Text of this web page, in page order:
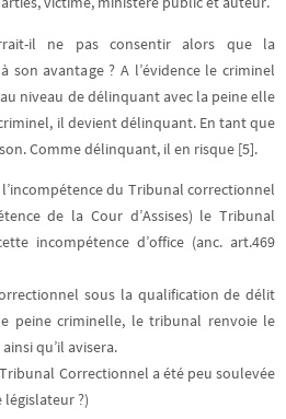
il ne pas consentir alors que la
avantage ? A l’évidence le criminel
niveau de délinquant avec la peine elle
il devient délinquant. En tant que
Comme délinquant, il en risque [5].
du Tribunal correctionnel
de la Cour d’Assises) le Tribunal
incompétence d’office (anc. art.469
sous la qualification de délit
peine criminelle, le tribunal renvoie le
qu’il avisera.
Correctionnel a été peu soulevée
législateur ?)